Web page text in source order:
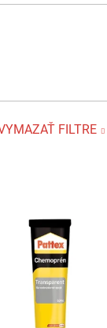
FILTRE